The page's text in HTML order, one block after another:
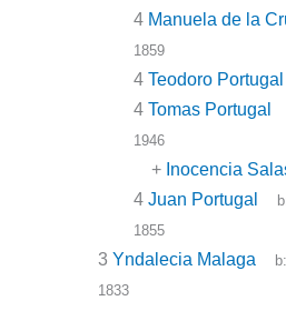
4 Manuela de la
1859
4 Teodoro Portugal
4 Tomas Portugal
1946
+ Inocencia
4 Juan Portugal
1855
3 Yndalecia Malaga
1833